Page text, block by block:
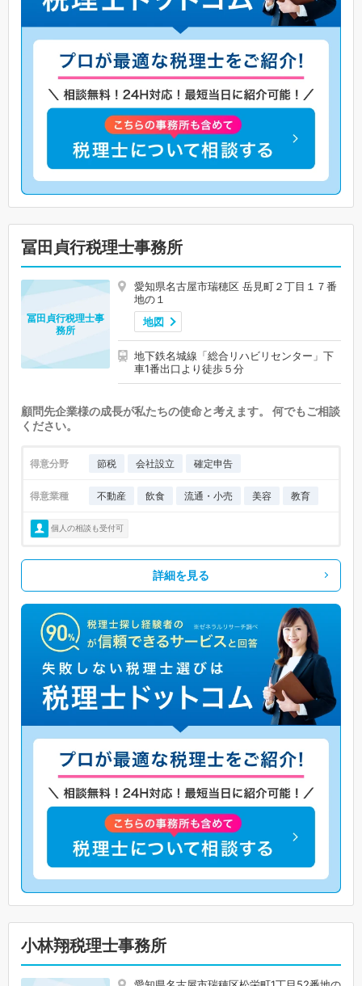
冨田貞行税理士事務所
愛知県名古屋市瑞穂区 岳見町２丁目１７番
地の１
地図
地下鉄名城線「総合リハビリセンター」下
車1番出口より徒歩５分
冨田貞行税理士事
務所
顧問先企業様の成長が私たちの使命と考えます。 何でもご相談
ください。
得意分野 節税 会社設立 確定申告
得意業種 不動産 飲食 流通・小売 美容 教育
個人の相談も受付可
詳細を見る
小林翔税理士事務所